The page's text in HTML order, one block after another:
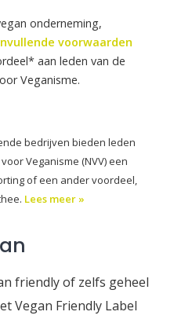
onderneming,
voorwaarden
aan leden van de
Veganisme.
bedrijven bieden leden
Veganisme (NVV) een
of een ander voordeel,
Lees meer »
friendly of zelfs geheel
Vegan Friendly Label